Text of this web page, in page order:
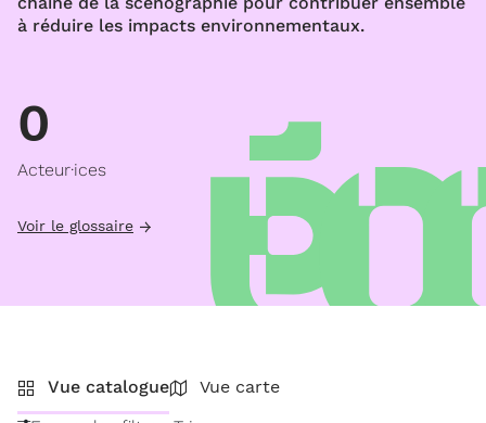
à réduire les impacts environnementaux.
0
Acteur·ices
Voir le glossaire
Vue catalogue
Vue carte